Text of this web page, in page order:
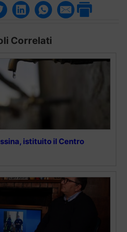
Correlati
istituito il Centro